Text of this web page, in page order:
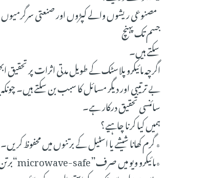
مصنوعی ریشوں والے کپڑوں اور صنعتی
جسم تک پہنچ
سکتے ہیں۔
اگرچہ مائیکرو پلاسٹک کے طویل مدتی اثرات پر
بے ترتیبی اور دیگر مسائل کا سبب بن سکتے ہیں۔
سائنسی تحقیق درکار ہے۔
ہمیں کیا کرنا چاہیے؟
٭ گرم کھانا شیشے یا اسٹیل کے برتنوں میں محفوظ کریں۔
٭مائیکرو ویو میں صرف”microwave-safe“برتن استعمال کریں۔